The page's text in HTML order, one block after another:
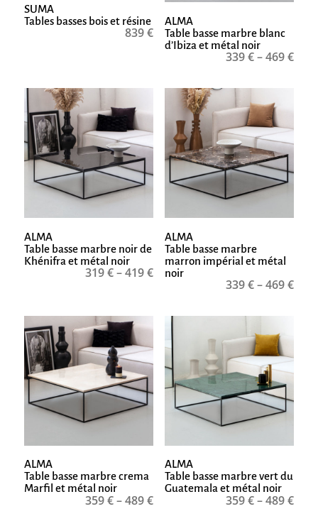
SUMA
Tables basses bois et résine
839€
ALMA
Table basse marbre blanc
d’Ibiza et métal noir
339€–469€
ALMA
Table basse marbre noir de
Khénifra et métal noir
319€–419€
ALMA
Table basse marbre
marron impérial et métal
noir
339€–469€
ALMA
Table basse marbre crema
Marfil et métal noir
359€–489€
ALMA
Table basse marbre vert du
Guatemala et métal noir
359€–489€